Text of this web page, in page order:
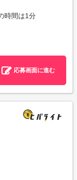
時間は1分
応募画面に進む